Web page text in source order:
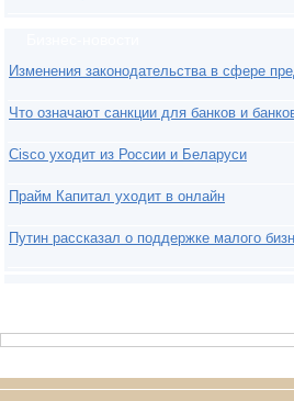
Изменения законодательства в сфере
Что означают санкции для банков и
Cisco уходит из России и Беларуси
Прайм Капитал уходит в онлайн
Путин рассказал о поддержке малого